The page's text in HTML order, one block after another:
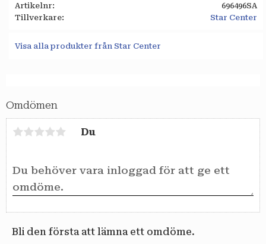
Artikelnr
696496SA
Tillverkare
Star Center
Visa alla produkter från Star Center
Omdömen
Du
Bli den första att lämna ett omdöme.